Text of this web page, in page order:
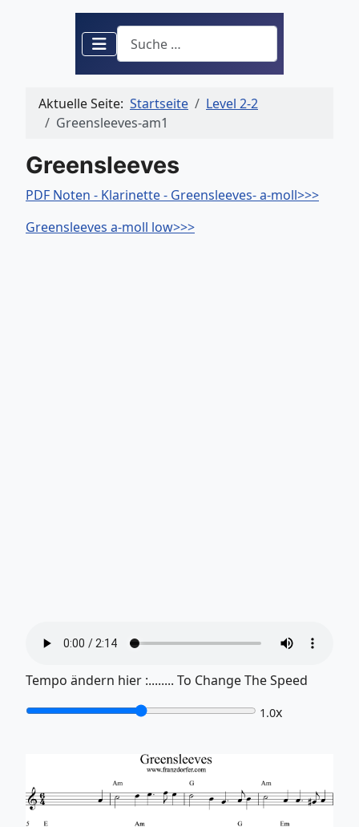
Suchen
Aktuelle Seite: Startseite
Level 2-2
Greensleeves-am1
Greensleeves
PDF Noten - Klarinette - Greensleeves- a-moll>>>
Greensleeves a-moll low>>>
Tempo ändern hier :........ To Change The Speed
1.0x